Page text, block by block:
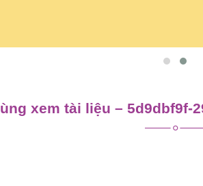
xem tài liệu – 5d9dbf9f-